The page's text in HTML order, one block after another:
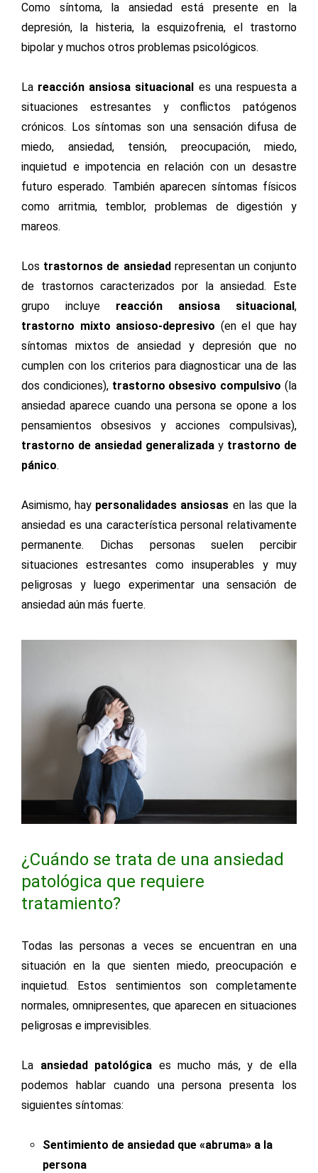
Como síntoma, la ansiedad está presente en la
depresión, la histeria, la esquizofrenia, el trastorno
bipolar y muchos otros problemas psicológicos.
La reacción ansiosa situacional es una respuesta a
situaciones estresantes y conflictos patógenos
crónicos. Los síntomas son una sensación difusa de
miedo, ansiedad, tensión, preocupación, miedo,
inquietud e impotencia en relación con un desastre
futuro esperado. También aparecen síntomas físicos
como arritmia, temblor, problemas de digestión y
mareos.
Los trastornos de ansiedadrepresentan un conjunto
de trastornos caracterizados por la ansiedad. Este
grupo incluye reacción ansiosa situacional,
trastorno mixto ansioso-depresivo (en el que hay
síntomas mixtos de ansiedad y depresión que no
cumplen con los criterios para diagnosticar una de las
dos condiciones), trastorno obsesivo compulsivo (la
ansiedad aparece cuando una persona se opone a los
pensamientos obsesivos y acciones compulsivas),
trastorno de ansiedad generalizada y trastorno de
pánico.
Asimismo, hay personalidades ansiosas en las que la
ansiedad es una característica personal relativamente
permanente. Dichas personas suelen percibir
situaciones estresantes como insuperables y muy
peligrosas y luego experimentar una sensación de
ansiedad aún más fuerte.
¿Cuándo se trata de una ansiedad
patológica que requiere
tratamiento?
Todas las personas a veces se encuentran en una
situación en la que sienten miedo, preocupación e
inquietud. Estos sentimientos son completamente
normales, omnipresentes, que aparecen en situaciones
peligrosas e imprevisibles.
La ansiedad patológica es mucho más, y de ella
podemos hablar cuando una persona presenta los
siguientes síntomas:
Sentimiento de ansiedad que «abruma» a la
persona